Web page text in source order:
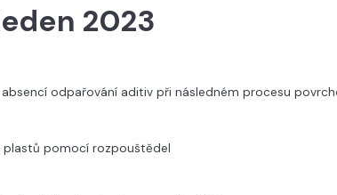
2023
odpařování aditiv při následném procesu
plastů pomocí rozpouštědel